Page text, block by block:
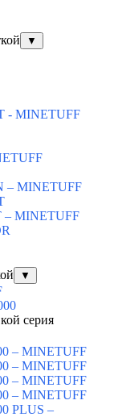
▼
- MINETUFF
– MINETUFF
– MINETUFF
▼
серия
– MINETUFF
– MINETUFF
– MINETUFF
– MINETUFF
PLUS –